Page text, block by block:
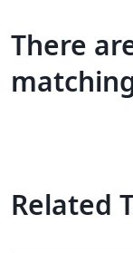
There
Related